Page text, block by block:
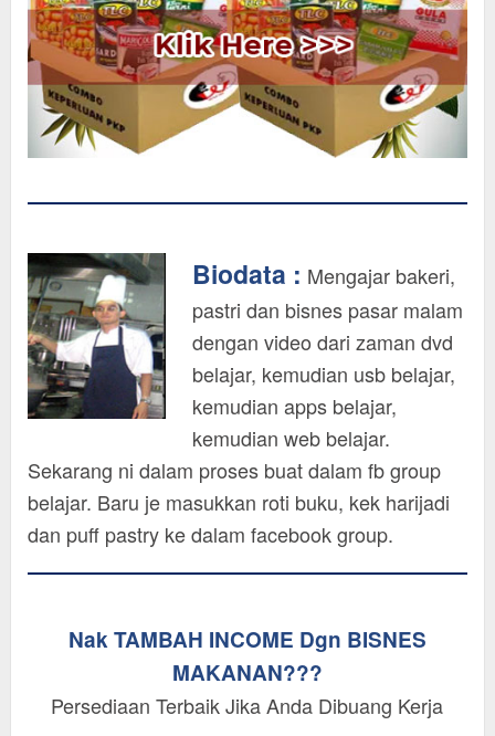
Biodata : Mengajar bakeri,
pastri dan bisnes pasar malam
dengan video dari zaman dvd
belajar, kemudian usb belajar,
kemudian apps belajar,
kemudian web belajar.
Sekarang ni dalam proses buat dalam fb group
belajar. Baru je masukkan roti buku, kek harijadi
dan puff pastry ke dalam facebook group.
Nak TAMBAH INCOME Dgn BISNES
MAKANAN???
Persediaan Terbaik Jika Anda Dibuang Kerja